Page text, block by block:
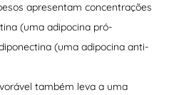
apresentam concentrações
(uma adipocina pró-
(uma adipocina anti-
também leva a uma